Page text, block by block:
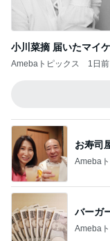
小川菜摘 届いたマイ
Amebaトピックス 1日前
お寿司
Ameba
バーガ
Ameba